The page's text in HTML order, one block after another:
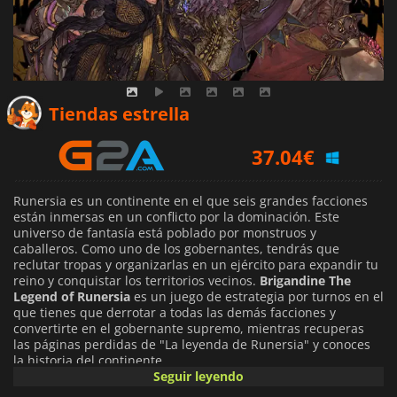
Tiendas estrella
32.61€
37.04€
Runersia es un continente en el que seis grandes facciones
están inmersas en un conflicto por la dominación. Este
universo de fantasía está poblado por monstruos y
caballeros. Como uno de los gobernantes, tendrás que
reclutar tropas y organizarlas en un ejército para expandir tu
reino y conquistar los territorios vecinos. Brigandine The
Legend of Runersia es un juego de estrategia por turnos en el
que tienes que derrotar a todas las demás facciones y
convertirte en el gobernante supremo, mientras recuperas
las páginas perdidas de "La leyenda de Runersia" y conoces
la historia del continente.
Seguir leyendo